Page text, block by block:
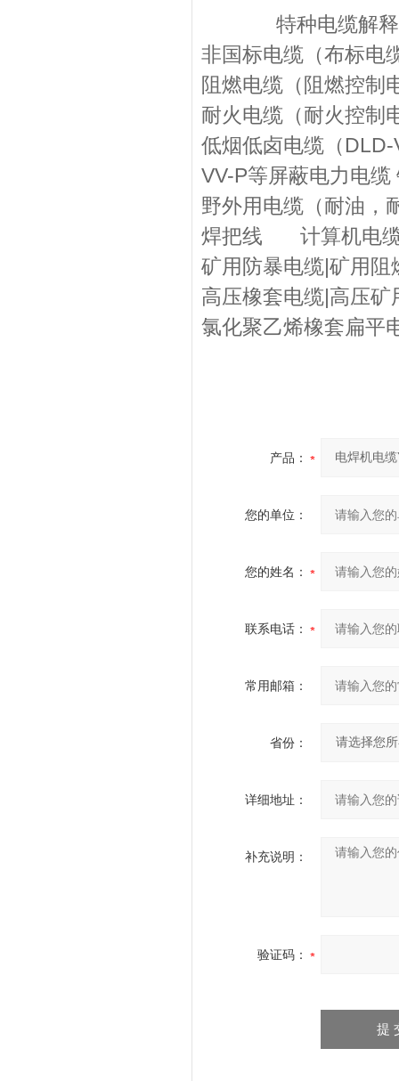
特种电缆解释：
非国标电缆（布标电
阻燃电缆（阻燃控制
耐火电缆（耐火控制
低烟低卤电缆（
VV-P等屏蔽电力电
野外用电缆（耐油，
焊把线 计算机电缆
矿用防暴电缆|矿用
高压橡套电缆|高压
氯化聚乙烯橡套
产品：
您的单位：
您的姓名：
联系电话：
常用邮箱：
省份：
详细地址：
补充说明：
验证码：